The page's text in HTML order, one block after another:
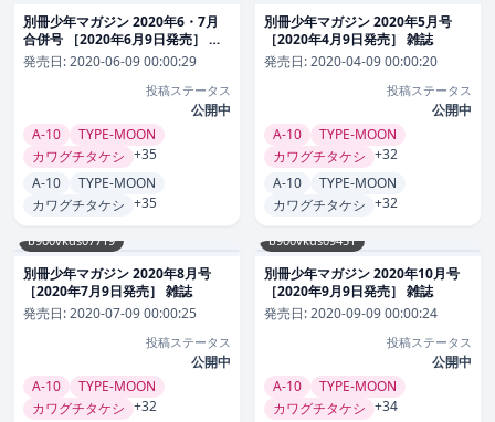
別冊少年マガジン 2020年6・7月
合併号 ［2020年6月9日発売］ 雑
誌
発売日:2020-06-09 00:00:29
投稿ステータス
公開中
A-10
TYPE-MOON
カワグチタケシ +35
A-10
TYPE-MOON
カワグチタケシ +35
別冊少年マガジン 2020年5月号
［2020年4月9日発売］ 雑誌
発売日:2020-04-09 00:00:20
投稿ステータス
公開中
A-10
TYPE-MOON
カワグチタケシ +32
A-10
TYPE-MOON
カワグチタケシ +32
b900vkds07719
別冊少年マガジン 2020年8月号
［2020年7月9日発売］ 雑誌
発売日:2020-07-09 00:00:25
投稿ステータス
公開中
A-10
TYPE-MOON
カワグチタケシ +32
b900vkds09451
別冊少年マガジン 2020年10月号
［2020年9月9日発売］ 雑誌
発売日:2020-09-09 00:00:24
投稿ステータス
公開中
A-10
TYPE-MOON
カワグチタケシ +34